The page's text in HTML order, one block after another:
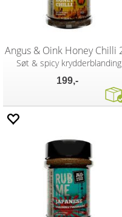
Søt & spicy krydderblanding
199,-